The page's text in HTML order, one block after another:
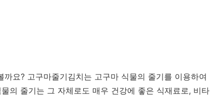
요? 고구마줄기김치는 고구마 식물의 줄기를 이용하여
의 줄기는 그 자체로도 매우 건강에 좋은 식재료로, 비타